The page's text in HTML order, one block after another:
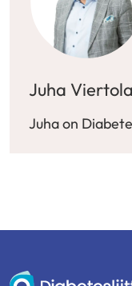
Juha Viertola
Juha on
Diabetesliitto